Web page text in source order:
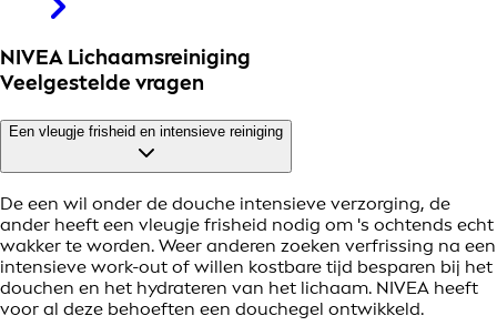
NIVEA Lichaamsreiniging
Veelgestelde vragen
Een vleugje frisheid en intensieve reiniging
De een wil onder de douche intensieve verzorging, de
ander heeft een vleugje frisheid nodig om 's ochtends echt
wakker te worden. Weer anderen zoeken verfrissing na een
intensieve work-out of willen kostbare tijd besparen bij het
douchen en het hydrateren van het lichaam. NIVEA heeft
voor al deze behoeften een douchegel ontwikkeld.